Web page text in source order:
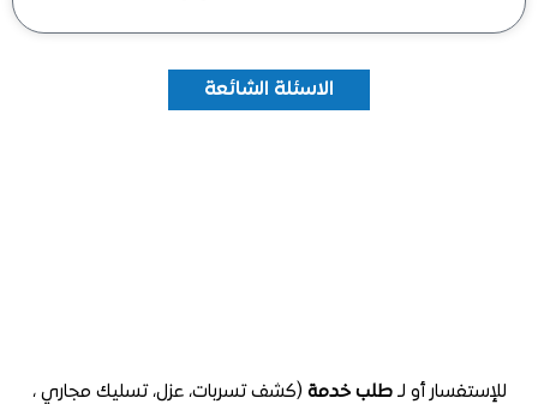
الاسئلة الشائعة
أو لـطلب خدمة(كشف تسربات، عزل، تسليك مجاري ،